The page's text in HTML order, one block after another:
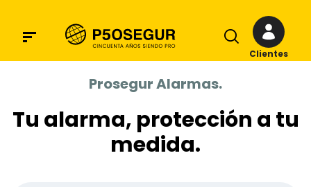
Clientes
Prosegur Alarmas.
Tu alarma, protección a tu
medida.